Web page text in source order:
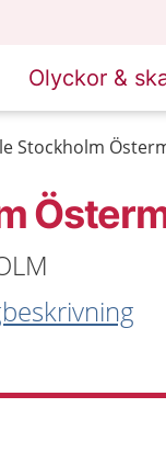
Olyckor &
Stockholm